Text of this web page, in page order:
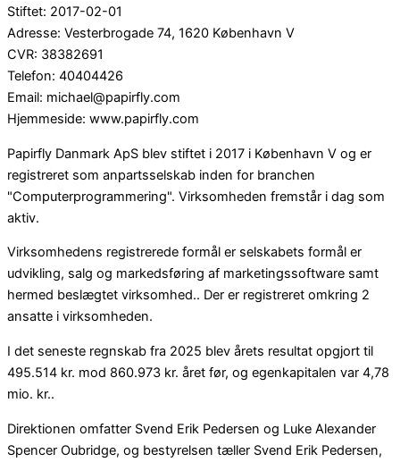
Stiftet: 2017-02-01
Adresse: Vesterbrogade 74, 1620 København V
CVR: 38382691
Telefon: 40404426
Email: michael@papirfly.com
Hjemmeside: www.papirfly.com
Papirfly Danmark ApS blev stiftet i 2017 i København V og er
registreret som anpartsselskab inden for branchen
"Computerprogrammering". Virksomheden fremstår i dag som
aktiv.
Virksomhedens registrerede formål er selskabets formål er
udvikling, salg og markedsføring af marketingssoftware samt
hermed beslægtet virksomhed.. Der er registreret omkring 2
ansatte i virksomheden.
I det seneste regnskab fra 2025 blev årets resultat opgjort til
495.514 kr. mod 860.973 kr. året før, og egenkapitalen var 4,78
mio. kr..
Direktionen omfatter Svend Erik Pedersen og Luke Alexander
Spencer Oubridge, og bestyrelsen tæller Svend Erik Pedersen,